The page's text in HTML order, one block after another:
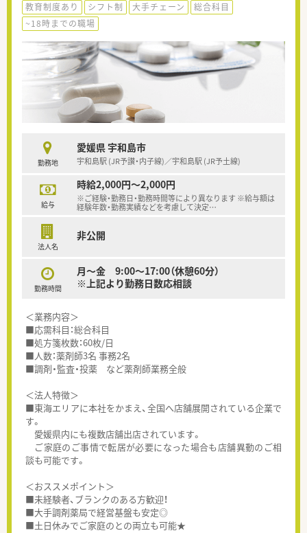
教育制度あり
シフト制 大手チェーン
総合科目
~18時までの職場
勤務地
愛媛県 宇和島市
宇和島駅 (JR予讃・内子線)／宇和島駅 (JR予土線)
給与
時給2,000円～2,000円
※ご経験・勤務日・勤務時間等により異なります ※給与額は
経験年数・勤務実績などを考慮して決定…
法人名
非公開
勤務時間
月～金 9:00～17:00（休憩60分）
※上記より勤務日数応相談
＜業務内容＞
■応需科目：総合科目
■処方箋枚数：60枚/日
■人数：薬剤師3名 事務2名
■調剤・監査・投薬 など薬剤師業務全般
＜法人特徴＞
■東海エリアに本社をかまえ、全国へ店舗展開されている企業で
す。
愛媛県内にも複数店舗出店されています。
ご家庭のご事情で転居が必要になった場合も店舗異動のご相
談も可能です。
＜おススメポイント＞
■未経験者、ブランクのある方歓迎！
■大手調剤薬局で経営基盤も安定◎
■土日休みでご家庭のとの両立も可能★